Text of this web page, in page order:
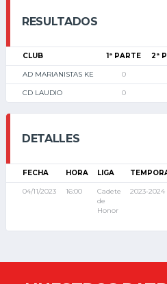
RESULTADOS
CLUB 1ª PARTE 2ª
AD MARIANISTAS KE 0
CD LAUDIO 0
DETALLES
FECHA HORA LIGA
04/11/2023 16:00
Cadete
de
Honor
2023-2024